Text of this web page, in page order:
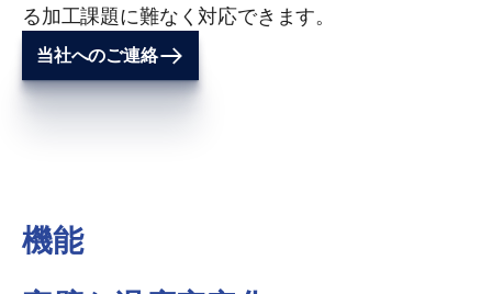
る加工課題に難なく対応できます。
当社へのご連絡
機能